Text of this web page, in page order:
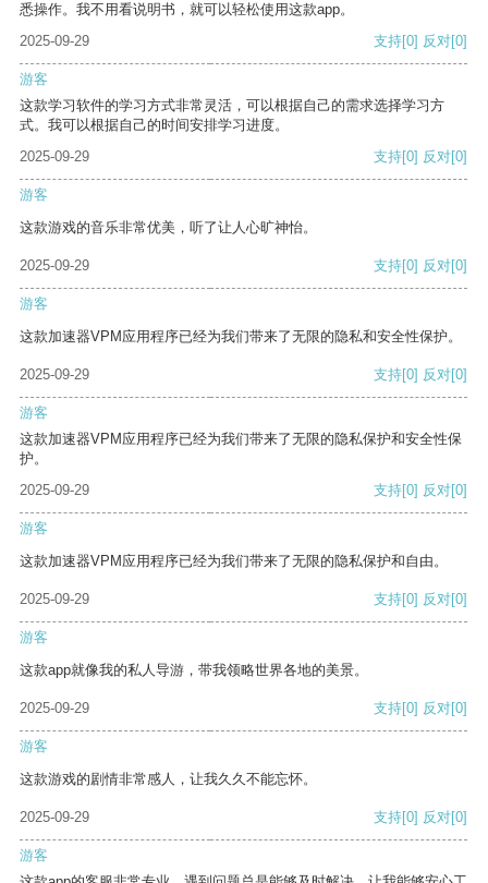
悉操作。我不用看说明书，就可以轻松使用这款app。
2025-09-29
支持[0] 反对[0]
游客
这款学习软件的学习方式非常灵活，可以根据自己的需求选择学习方
式。我可以根据自己的时间安排学习进度。
2025-09-29
支持[0] 反对[0]
游客
这款游戏的音乐非常优美，听了让人心旷神怡。
2025-09-29 支持[0] 反对[0]
游客
这款加速器VPM应用程序已经为我们带来了无限的隐私和安全性保护。
2025-09-29 支持[0] 反对[0]
游客
这款加速器VPM应用程序已经为我们带来了无限的隐私保护和安全性保
护。
2025-09-29
支持[0] 反对[0]
游客
这款加速器VPM应用程序已经为我们带来了无限的隐私保护和自由。
2025-09-29 支持[0] 反对[0]
游客
这款app就像我的私人导游，带我领略世界各地的美景。
2025-09-29 支持[0] 反对[0]
游客
这款游戏的剧情非常感人，让我久久不能忘怀。
2025-09-29 支持[0] 反对[0]
游客